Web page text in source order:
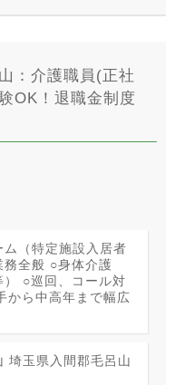
：介護職員(正社
OK！退職金制度
（特定施設入居者
全般 ○身体介護
） ○巡回、コール対
ら中高年まで幅広
埼玉県入間郡毛呂山